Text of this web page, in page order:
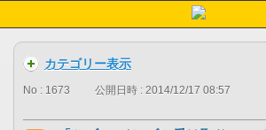
カテゴリー表示
No : 1673 公開日時 : 2014/12/17 08:57